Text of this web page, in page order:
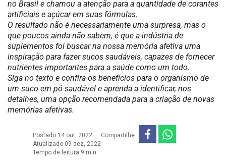
no Brasil e chamou a atenção para a quantidade de corantes
artificiais e açúcar em suas fórmulas.
O resultado não é necessariamente uma surpresa, mas o
que poucos ainda não sabem, é que a indústria de
suplementos foi buscar na nossa memória afetiva uma
inspiração para fazer sucos saudáveis, capazes de fornecer
nutrientes importantes para a saúde como um todo.
Siga no texto e confira os benefícios para o organismo de
um suco em pó saudável e aprenda a identificar, nos
detalhes, uma opção recomendada para a criação de novas
memórias afetivas.
Postado 14 out, 2022
Atualizado 09 dez, 2022
Tempo de leitura 9 min
Compartilhe